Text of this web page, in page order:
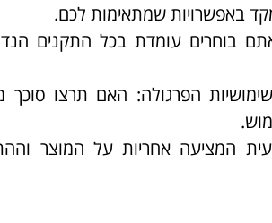
באפשרויות שמתאימות לכם.
בוחרים עומדת בכל התקנים
הפרגולה: האם תרצו סוכך
המציעה אחריות על המוצר